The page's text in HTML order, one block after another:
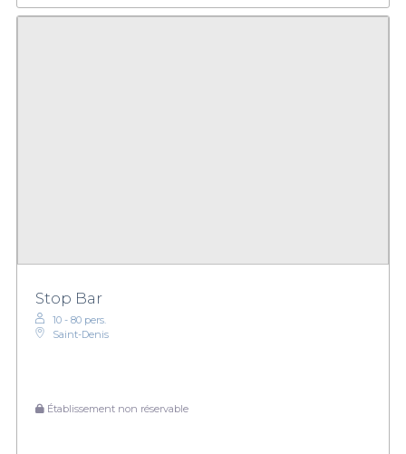
Stop Bar
10 - 80 pers.
Saint-Denis
Établissement non réservable